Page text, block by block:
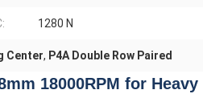
1280 N
Center, P4A Double Row Paired
18000RPM for Heavy